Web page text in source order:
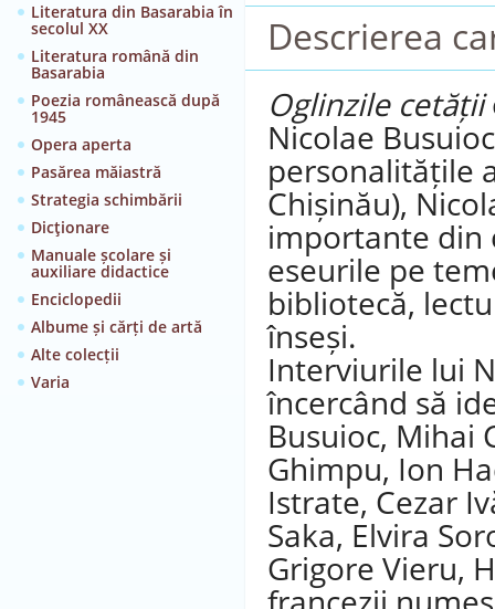
Literatura din Basarabia în
secolul XX
Literatura română din
Basarabia
Poezia românească după
1945
Opera aperta
Pasărea măiastră
Strategia schimbării
Dicţionare
Manuale școlare și
auxiliare didactice
Enciclopedii
Albume și cărți de artă
Alte colecții
Varia
Descrierea
Oglinzile cetății
Nicolae
personalitățile
Chișinău),
importante din
eseurile pe
bibliotecă,
înseși.
Interviurile lui
încercând să
Busuioc, Mihai
Ghimpu, Ion
Istrate, Cezar
Saka, Elvira
Grigore Vieru,